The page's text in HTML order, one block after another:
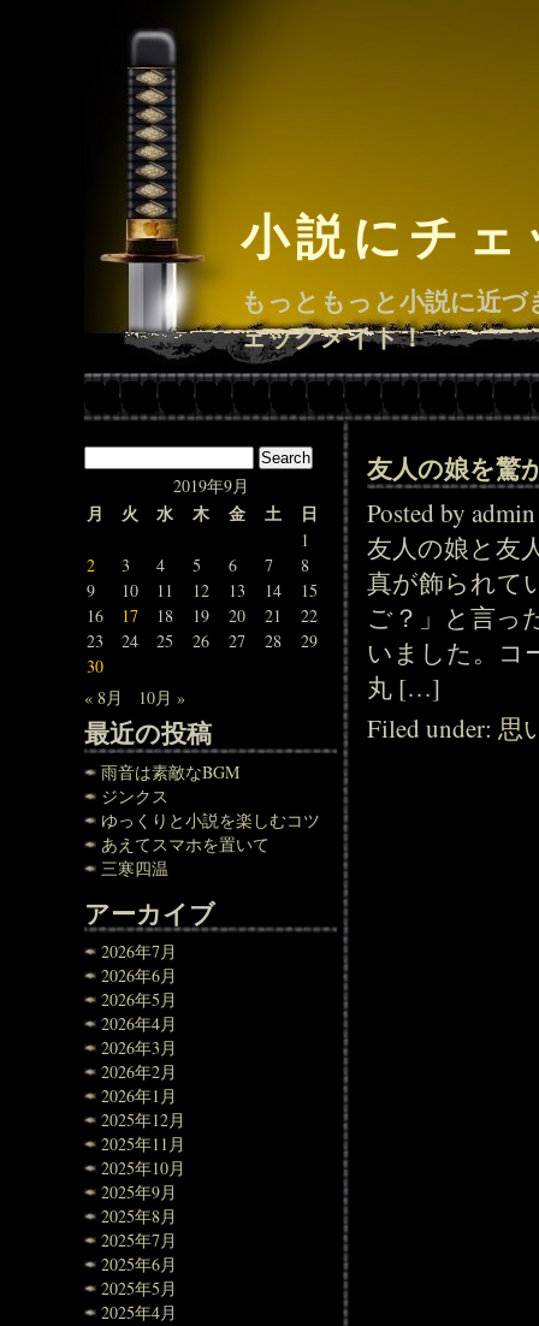
小説にチ
もっともっと小説に近
ェックメイト！
2019年9月
月 火 水 木 金 土 日
1
2
3 4 5 6 7
8
9
10 11 12 13 14
15
16
17 18 19 20 21
22
23
24 25 26 27 28
29
30
« 8月
10月 »
最近の投稿
雨音は素敵なBGM
ジンクス
ゆっくりと小説を楽しむコツ
あえてスマホを置いて
三寒四温
アーカイブ
2026年7月
2026年6月
2026年5月
2026年4月
2026年3月
2026年2月
2026年1月
2025年12月
2025年11月
2025年10月
2025年9月
2025年8月
2025年7月
2025年6月
2025年5月
2025年4月
友人の娘を驚
Posted by
友人の娘と友
真が飾られて
ご？」と言っ
いました。コ
丸 […]
Filed under:思